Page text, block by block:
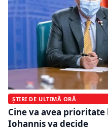
ȘTIRI DE ULTIMĂ ORĂ
Cine va avea prioritate
Iohannis va decide